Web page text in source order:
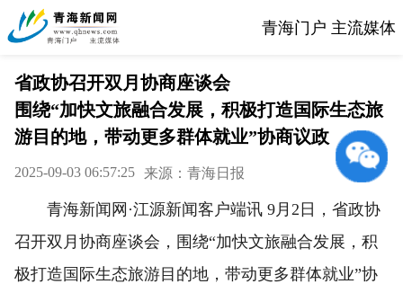
青海门户 主流媒体
省政协召开双月协商座谈会
围绕“加快文旅融合发展，积极打造国际生态旅
游目的地，带动更多群体就业”协商议政
2025-09-03 06:57:25 来源：青海日报
青海新闻网·江源新闻客户端讯 9月2日，省政协
召开双月协商座谈会，围绕“加快文旅融合发展，积
极打造国际生态旅游目的地，带动更多群体就业”协